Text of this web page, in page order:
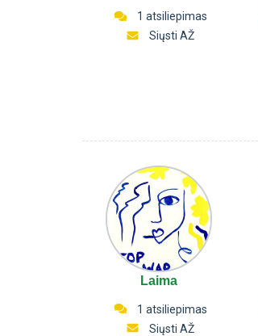
1 atsiliepimas
Siųsti AŽ
Laima
1 atsiliepimas
Siųsti AŽ